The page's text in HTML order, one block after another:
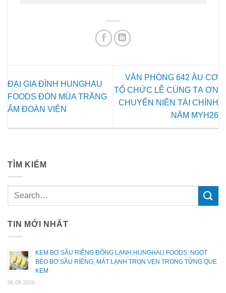
ĐẠI GIA ĐÌNH HUNGHAU
FOODS ĐÓN MÙA TRĂNG
ẤM ĐOÀN VIÊN
VĂN PHÒNG 642 ÂU CƠ
TỔ CHỨC LỄ CÚNG TẠ ƠN
CHUYỂN NIÊN TÀI CHÍNH
NĂM MYH26
TÌM KIẾM
TIN MỚI NHẤT
KEM BƠ SẦU RIÊNG ĐÔNG LẠNH HUNGHAU FOODS: NGỌT
BÉO BƠ SẦU RIÊNG, MÁT LẠNH TRỌN VẸN TRONG TỪNG QUE
KEM
06.08.2026